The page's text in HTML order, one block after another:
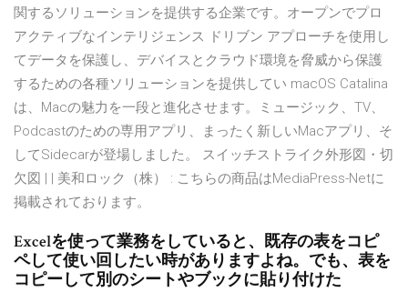
関するソリューションを提供する企業です。オープンでプロ
アクティブなインテリジェンス ドリブン アプローチを使用し
てデータを保護し、デバイスとクラウド環境を脅威から保護
するための各種ソリューションを提供してい macOS Catalina
は、Macの魅力を一段と進化させます。ミュージック、TV、
Podcastのための専用アプリ、まったく新しいMacアプリ、そ
してSidecarが登場しました。 スイッチストライク外形図・切
欠図 | | 美和ロック（株） : こちらの商品はMediaPress-Netに
掲載されております。
Excelを使って業務をしていると、既存の表をコピ
ペして使い回したい時がありますよね。でも、表を
コピーして別のシートやブックに貼り付けた